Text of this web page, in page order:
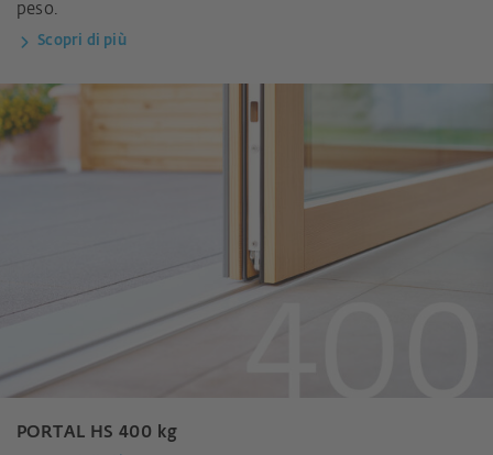
peso.
Scopri di più
PORTAL HS 400 kg